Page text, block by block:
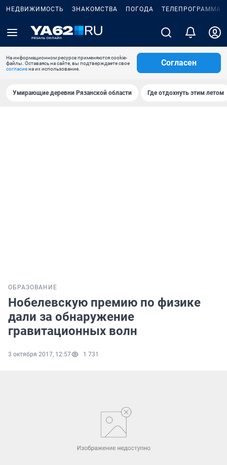
НЕДВИЖИМОСТЬ ЗНАКОМСТВА ПОГОДА ТЕЛЕПРОГРАММА
На информационном ресурсе применяются cookie-
файлы. Оставаясь на сайте, вы подтверждаете свое
согласиена их использование.
Согласен
Умирающие деревни Рязанской области Где отдохнуть этим летом
ОБРАЗОВАНИЕ
Нобелевскую премию по физике
дали за обнаружение
гравитационных волн
3 октября 2017, 12:57 1 731